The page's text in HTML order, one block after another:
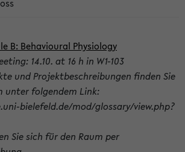
B: Behavioural Physiology
14.10. at 16 h in W1-103
und Projektbeschreibungen finden Sie
unter folgendem Link:
bielefeld.de/mod/glossary/view.php?
Sie sich für den Raum per